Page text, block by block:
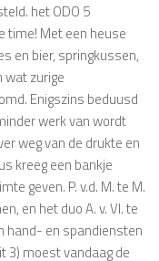
het ODO 5
time! Met een heuse
en bier, springkussen,
wat zurige
Enigszins beduusd
werk van wordt
weg van de drukte en
kreeg een bankje
geven. P. v.d. M. te M.
en het duo A. v. Vl. te
hand- en spandiensten
3) moest vandaag de